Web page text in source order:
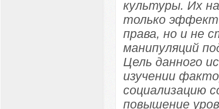
культуры. Их
только
права, но и не
манипуляций
Цель данного
изучении
социализацию
повышение